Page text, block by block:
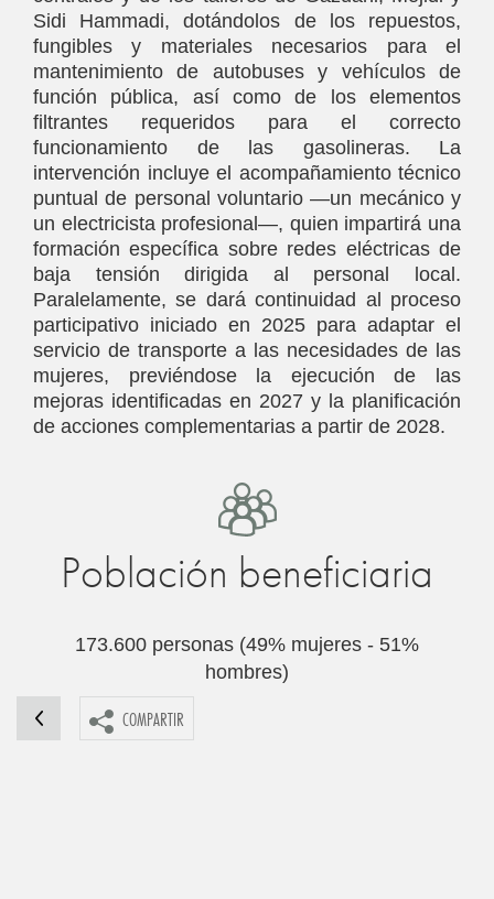
Sidi Hammadi, dotándolos de los repuestos,
fungibles y materiales necesarios para el
mantenimiento de autobuses y vehículos de
función pública, así como de los elementos
filtrantes requeridos para el correcto
funcionamiento de las gasolineras. La
intervención incluye el acompañamiento técnico
puntual de personal voluntario —un mecánico y
un electricista profesional—, quien impartirá una
formación específica sobre redes eléctricas de
baja tensión dirigida al personal local.
Paralelamente, se dará continuidad al proceso
participativo iniciado en 2025 para adaptar el
servicio de transporte a las necesidades de las
mujeres, previéndose la ejecución de las
mejoras identificadas en 2027 y la planificación
de acciones complementarias a partir de 2028.
Población beneficiaria
173.600 personas (49% mujeres - 51%
hombres)
COMPARTIR